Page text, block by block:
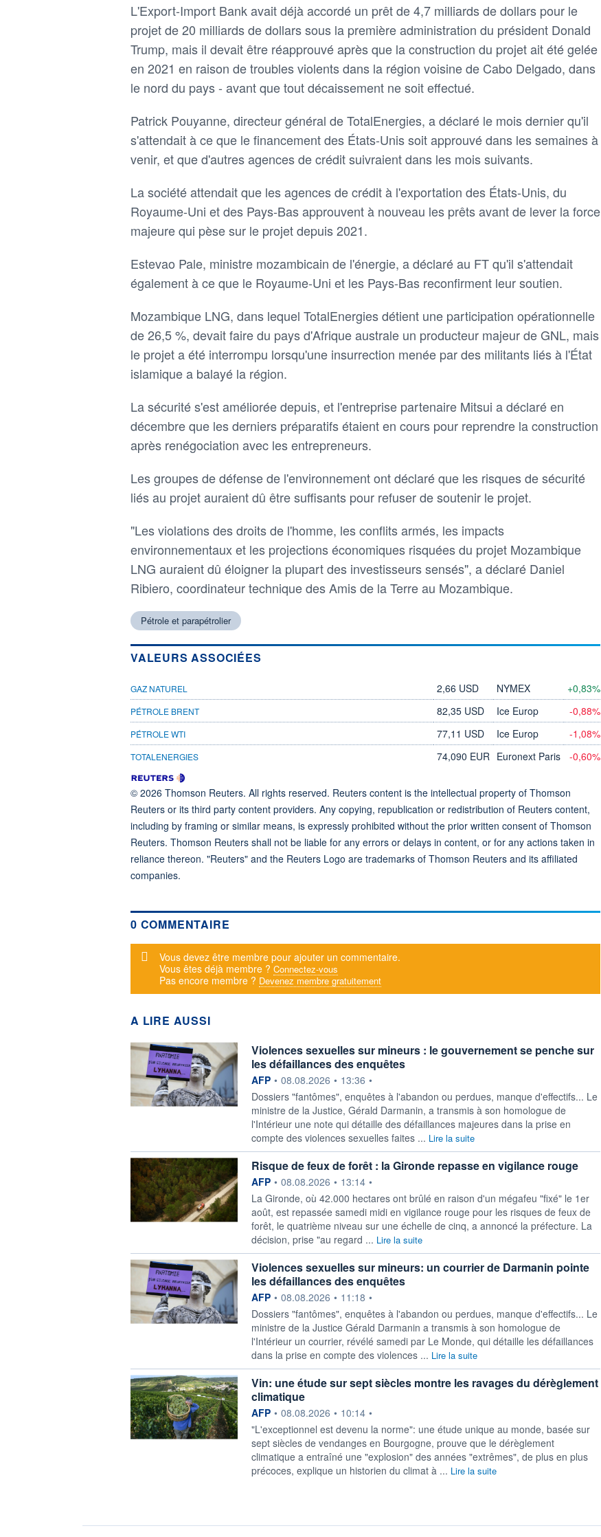
L'Export-Import Bank avait déjà accordé un prêt de 4,7 milliards de dollars pour le
projet de 20 milliards de dollars sous la première administration du président Donald
Trump, mais il devait être réapprouvé après que la construction du projet ait été gelée
en 2021 en raison de troubles violents dans la région voisine de Cabo Delgado, dans
le nord du pays - avant que tout décaissement ne soit effectué.
Patrick Pouyanne, directeur général de TotalEnergies, a déclaré le mois dernier qu'il
s'attendait à ce que le financement des États-Unis soit approuvé dans les semaines à
venir, et que d'autres agences de crédit suivraient dans les mois suivants.
La société attendait que les agences de crédit à l'exportation des États-Unis, du
Royaume-Uni et des Pays-Bas approuvent à nouveau les prêts avant de lever la force
majeure qui pèse sur le projet depuis 2021.
Estevao Pale, ministre mozambicain de l'énergie, a déclaré au FT qu'il s'attendait
également à ce que le Royaume-Uni et les Pays-Bas reconfirment leur soutien.
Mozambique LNG, dans lequel TotalEnergies détient une participation opérationnelle
de 26,5 %, devait faire du pays d'Afrique australe un producteur majeur de GNL, mais
le projet a été interrompu lorsqu'une insurrection menée par des militants liés à l'État
islamique a balayé la région.
La sécurité s'est améliorée depuis, et l'entreprise partenaire Mitsui a déclaré en
décembre que les derniers préparatifs étaient en cours pour reprendre la construction
après renégociation avec les entrepreneurs.
Les groupes de défense de l'environnement ont déclaré que les risques de sécurité
liés au projet auraient dû être suffisants pour refuser de soutenir le projet.
"Les violations des droits de l'homme, les conflits armés, les impacts
environnementaux et les projections économiques risquées du projet Mozambique
LNG auraient dû éloigner la plupart des investisseurs sensés", a déclaré Daniel
Ribiero, coordinateur technique des Amis de la Terre au Mozambique.
Pétrole et parapétrolier
VALEURS ASSOCIÉES
GAZ NATUREL 2,66 USD NYMEX +0,83%
PÉTROLE BRENT 82,35 USD Ice Europ -0,88%
PÉTROLE WTI 77,11 USD Ice Europ -1,08%
TOTALENERGIES 74,090 EUR Euronext Paris -0,60%
© 2026 Thomson Reuters. All rights reserved. Reuters content is the intellectual property of Thomson
Reuters or its third party content providers. Any copying, republication or redistribution of Reuters content,
including by framing or similar means, is expressly prohibited without the prior written consent of Thomson
Reuters. Thomson Reuters shall not be liable for any errors or delays in content, or for any actions taken in
reliance thereon. "Reuters" and the Reuters Logo are trademarks of Thomson Reuters and its affiliated
companies.
0 COMMENTAIRE
Message d'alerte
Vous devez être membre pour ajouter un commentaire.
Vous êtes déjà membre ? Connectez-vous
Pas encore membre ? Devenez membre gratuitement
A LIRE AUSSI
Violences sexuelles sur mineurs : le gouvernement se penche sur
les défaillances des enquêtes
information fournie par
AFP • 08.08.2026 • 13:36 •
Dossiers "fantômes", enquêtes à l'abandon ou perdues, manque d'effectifs... Le
ministre de la Justice, Gérald Darmanin, a transmis à son homologue de
l'Intérieur une note qui détaille des défaillances majeures dans la prise en
compte des violences sexuelles faites ... Lire la suite
Risque de feux de forêt : la Gironde repasse en vigilance rouge
information fournie par
AFP • 08.08.2026 • 13:14 •
La Gironde, où 42.000 hectares ont brûlé en raison d'un mégafeu "fixé" le 1er
août, est repassée samedi midi en vigilance rouge pour les risques de feux de
forêt, le quatrième niveau sur une échelle de cinq, a annoncé la préfecture. La
décision, prise "au regard ... Lire la suite
Violences sexuelles sur mineurs: un courrier de Darmanin pointe
les défaillances des enquêtes
information fournie par
AFP • 08.08.2026 • 11:18 •
Dossiers "fantômes", enquêtes à l'abandon ou perdues, manque d'effectifs... Le
ministre de la Justice Gérald Darmanin a transmis à son homologue de
l'Intérieur un courrier, révélé samedi par Le Monde, qui détaille les défaillances
dans la prise en compte des violences ... Lire la suite
Vin: une étude sur sept siècles montre les ravages du dérèglement
climatique
information fournie par
AFP • 08.08.2026 • 10:14 •
"L'exceptionnel est devenu la norme": une étude unique au monde, basée sur
sept siècles de vendanges en Bourgogne, prouve que le dérèglement
climatique a entraîné une "explosion" des années "extrêmes", de plus en plus
précoces, explique un historien du climat à ... Lire la suite